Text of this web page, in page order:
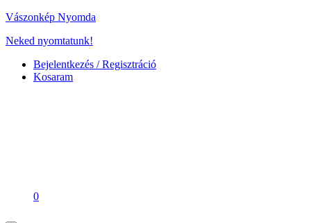
Vászonkép Nyomda
Neked nyomtatunk!
Bejelentkezés / Regisztráció
Kosaram
0